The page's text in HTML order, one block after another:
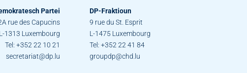
Partei
rue des Capucins
1313 Luxembourg
Tel: +352 22 10 21
secretariat@dp.lu
DP-Fraktioun
9 rue du St. Esprit
L-1475 Luxembourg
Tel: +352 22 41 84
groupdp@chd.lu